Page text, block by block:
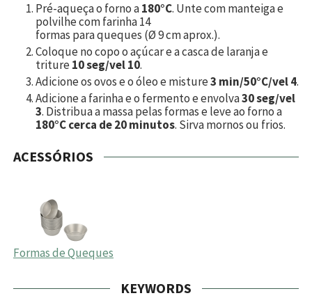
Pré-aqueça o forno a180°C. Unte com manteiga e
polvilhe com farinha14
formas para queques (Ø 9 cm aprox.).
Coloque no copo o açúcar e a casca de laranja e
triture10 seg/vel 10.
Adicione os ovos e o óleo e misture3 min/50°C/vel 4.
Adicione a farinha e o fermento e envolva30 seg/vel
3. Distribua a massa pelas formas e leve ao forno a
180°C cerca de 20 minutos. Sirva mornos ou frios.
ACESSÓRIOS
Formas de Queques
KEYWORDS